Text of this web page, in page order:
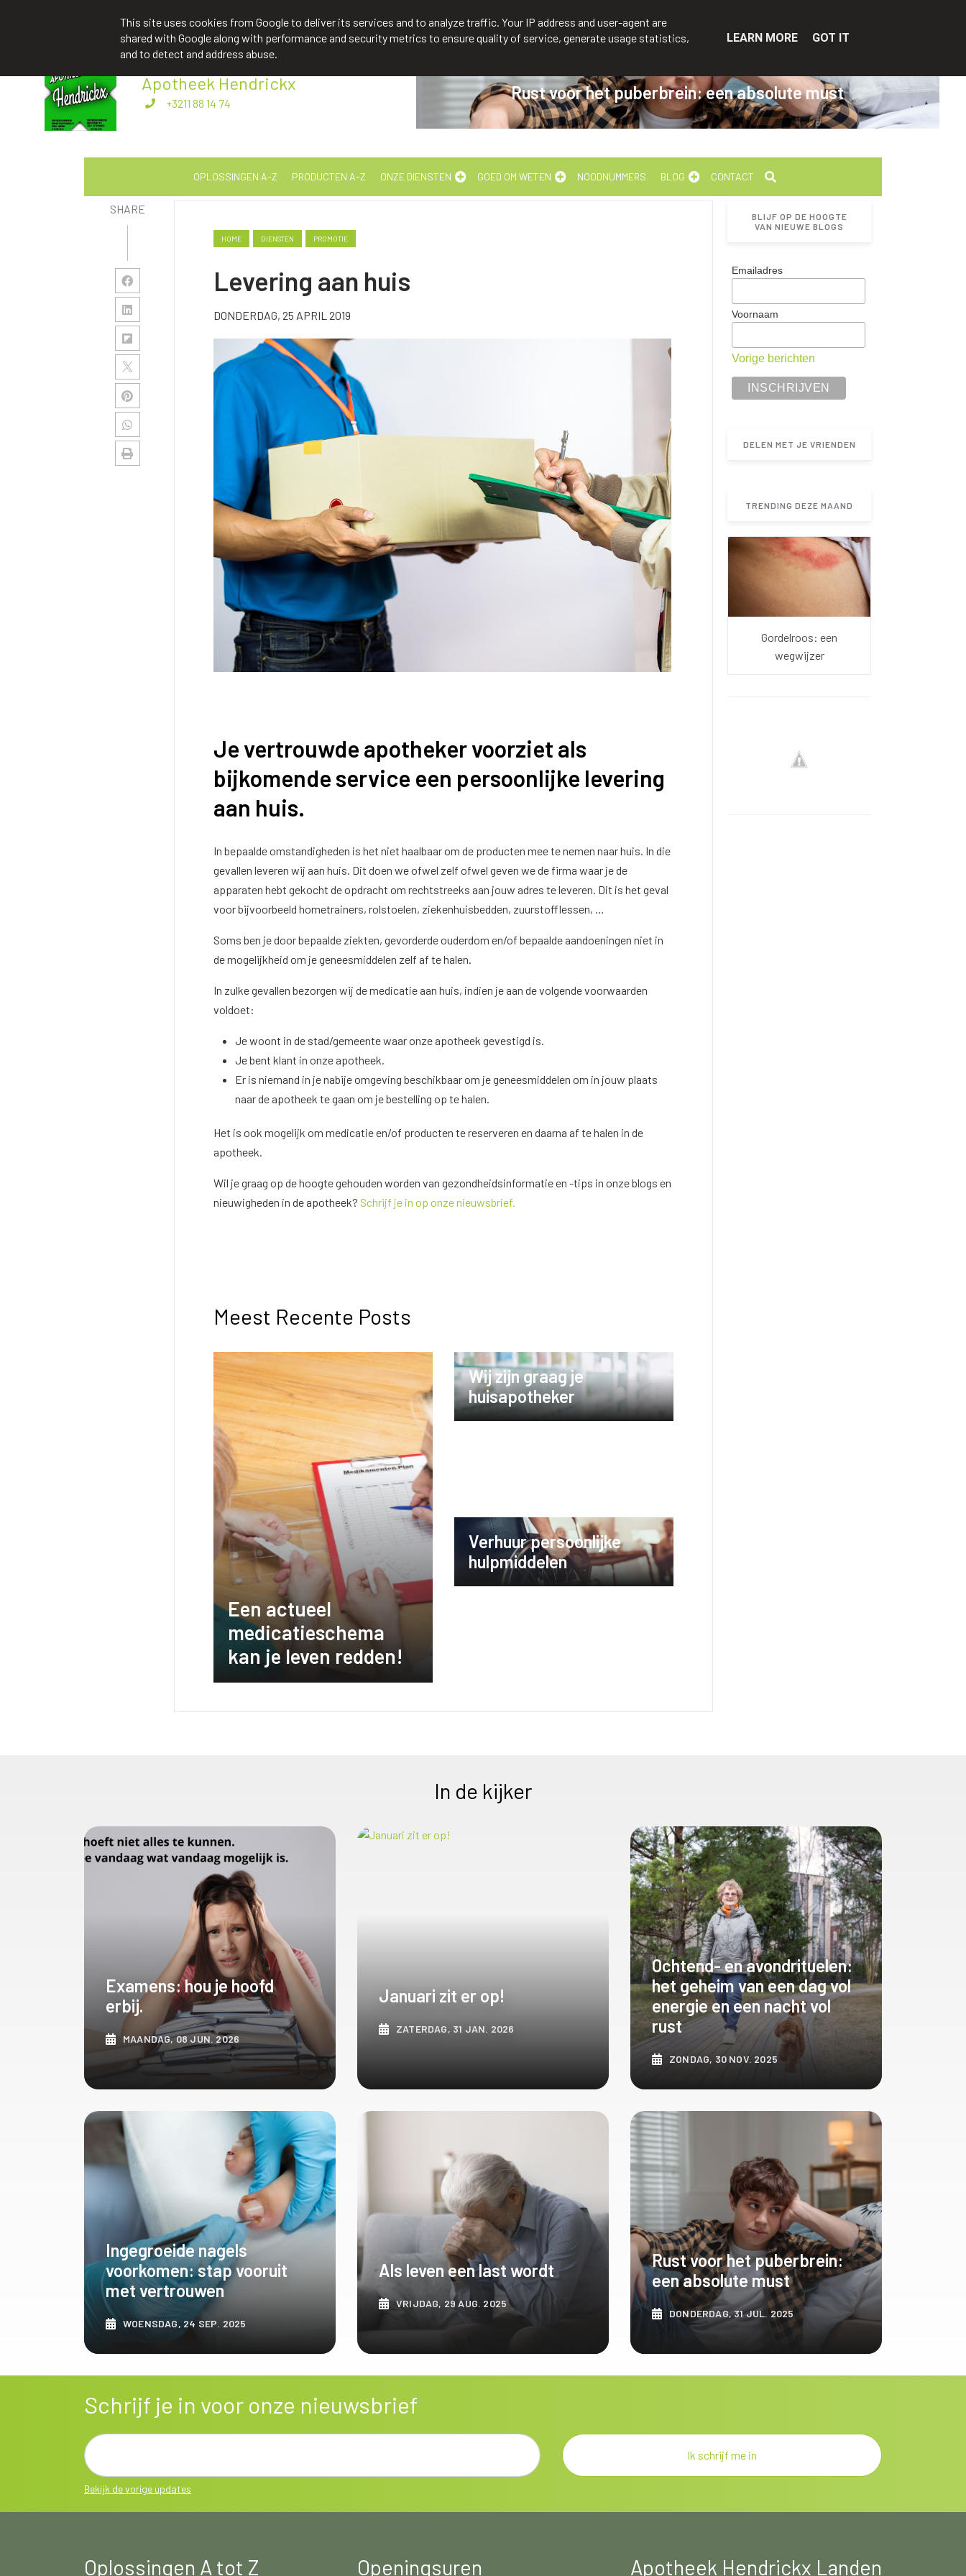
apotheekhendrickxbart@gmail.com +3211 88 14 74
Apotheek Hendrickx
+3211 88 14 74
Examens: hou je hoofd erbij. Rust voor het puberbrein: een absolute must
OPLOSSINGEN A-Z PRODUCTEN A-Z ONZE DIENSTEN GOED OM WETEN NOODNUMMERS BLOG CONTACT
SHARE
HOME DIENSTEN PROMOTIE
Levering aan huis
DONDERDAG, 25 APRIL 2019
Je vertrouwde apotheker voorziet als
bijkomende service een persoonlijke levering
aan huis.
In bepaalde omstandigheden is het niet haalbaar om de producten mee te nemen naar huis. In die
gevallen leveren wij aan huis. Dit doen we ofwel zelf ofwel geven we de firma waar je de
apparaten hebt gekocht de opdracht om rechtstreeks aan jouw adres te leveren. Dit is het geval
voor bijvoorbeeld hometrainers, rolstoelen, ziekenhuisbedden, zuurstofflessen, …
Soms ben je door bepaalde ziekten, gevorderde ouderdom en/of bepaalde aandoeningen niet in
de mogelijkheid om je geneesmiddelen zelf af te halen.
In zulke gevallen bezorgen wij de medicatie aan huis, indien je aan de volgende voorwaarden
voldoet:
Je woont in de stad/gemeente waar onze apotheek gevestigd is.
Je bent klant in onze apotheek.
Er is niemand in je nabije omgeving beschikbaar om je geneesmiddelen om in jouw plaats
naar de apotheek te gaan om je bestelling op te halen.
Het is ook mogelijk om medicatie en/of producten te reserveren en daarna af te halen in de
apotheek.
Wil je graag op de hoogte gehouden worden van gezondheidsinformatie en -tips in onze blogs en
nieuwigheden in de apotheek? Schrijf je in op onze nieuwsbrief.
Meest Recente Posts
Een actueel
medicatieschema
kan je leven redden!
Wij zijn graag je
huisapotheker
Verhuur persoonlijke
hulpmiddelen
BLIJF OP DE HOOGTE
VAN NIEUWE BLOGS
Emailadres
Voornaam
Vorige berichten
DELEN MET JE VRIENDEN
TRENDING DEZE MAAND
Gordelroos: een
wegwijzer
In de kijker
Examens: hou je hoofd
erbij.
MAANDAG, 08 JUN. 2026
ONTDEK MEER
Januari zit er op!
ZATERDAG, 31 JAN. 2026
ONTDEK MEER
Ochtend- en avondrituelen:
het geheim van een dag vol
energie en een nacht vol
rust
ZONDAG, 30 NOV. 2025
ONTDEK MEER
Ingegroeide nagels
voorkomen: stap vooruit
met vertrouwen
WOENSDAG, 24 SEP. 2025
ONTDEK MEER
Als leven een last wordt
VRIJDAG, 29 AUG. 2025
ONTDEK MEER
Rust voor het puberbrein:
een absolute must
DONDERDAG, 31 JUL. 2025
ONTDEK MEER
Schrijf je in voor onze nieuwsbrief
Bekijk de vorige updates
Oplossingen A tot Z Openingsuren Apotheek Hendrickx Landen
This site uses cookies from Google to deliver its services and to analyze traffic. Your IP address and user-agent are
shared with Google along with performance and security metrics to ensure quality of service, generate usage statistics,
and to detect and address abuse.
LEARN MORE GOT IT